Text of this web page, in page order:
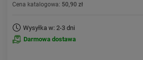
Cena katalogowa: 50,90 zł
Wysyłka w: 2-3 dni
Darmowa dostawa